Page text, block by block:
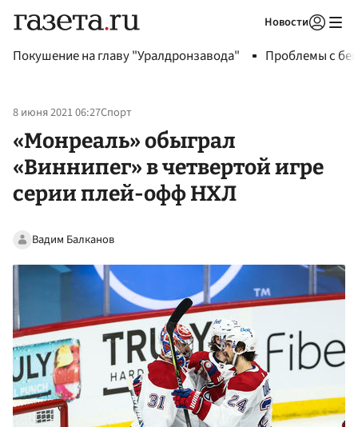
Новости
Покушение на главу "Уралдронзавода" Проблемы с
8 июня 2021 06:27Спорт
«Монреаль» обыграл
«Виннипег» в четвертой игре
серии плей-офф НХЛ
Вадим Балканов